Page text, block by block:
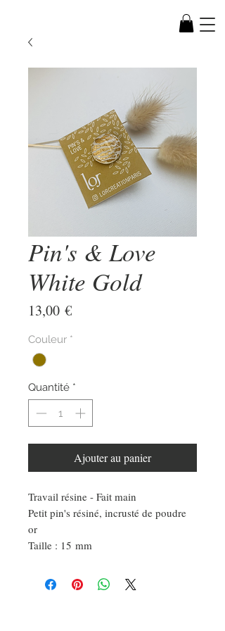
Pin's & Love
White Gold
13,00 €Prix
Couleur *
Quantité *
Ajouter au panier
Travail résine - Fait main
Petit pin's résiné, incrusté de poudre
or
Taille : 15 mm